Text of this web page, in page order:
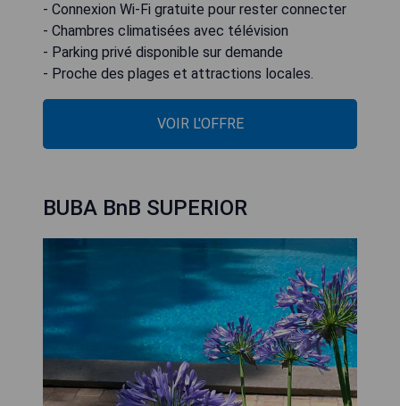
- Connexion Wi-Fi gratuite pour rester connecter
- Chambres climatisées avec télévision
- Parking privé disponible sur demande
- Proche des plages et attractions locales.
VOIR L'OFFRE
BUBA BnB SUPERIOR